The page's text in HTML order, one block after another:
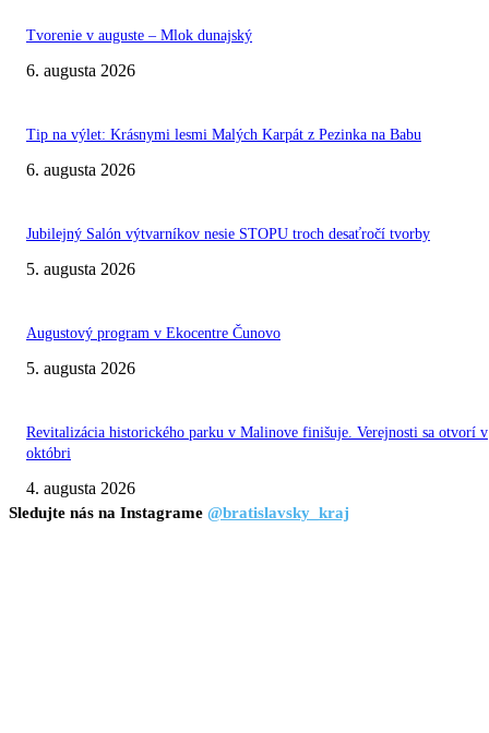
Tvorenie v auguste – Mlok dunajský
6. augusta 2026
Tip na výlet: Krásnymi lesmi Malých Karpát z Pezinka na Babu
6. augusta 2026
Jubilejný Salón výtvarníkov nesie STOPU troch desaťročí tvorby
5. augusta 2026
Augustový program v Ekocentre Čunovo
5. augusta 2026
Revitalizácia historického parku v Malinove finišuje. Verejnosti sa otvorí v
októbri
4. augusta 2026
Sledujte nás na Instagrame @bratislavsky_kraj